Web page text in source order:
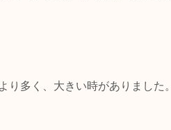
多く、大きい時がありました。